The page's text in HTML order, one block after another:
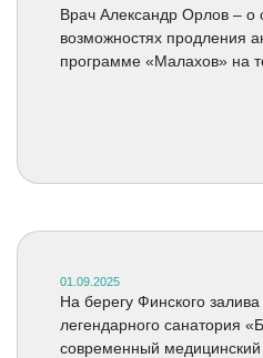
Врач Александр Орлов – о
возможностях продления
программе «Малахов» на
01.09.2025
На берегу Финского
легендарного санатория
современный медицинский